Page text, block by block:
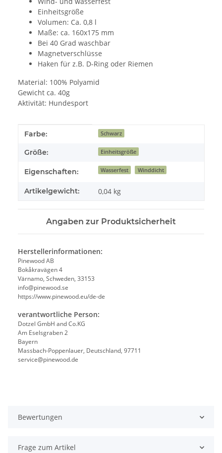
Einheitsgröße
Volumen: Ca. 0,8 l
Maße: ca. 160x175 mm
Bei 40 Grad waschbar
Magnetverschlüsse
Haken für z.B. D-Ring oder Riemen
Material: 100% Polyamid
Gewicht ca. 40g
Aktivität: Hundesport
Produkteigenschaft
Wert
Farbe: Schwarz
Größe: Einheitsgröße
Eigenschaften: Wasserfest Winddicht
Artikelgewicht: 0,04 kg
Angaben zur Produktsicherheit
Herstellerinformationen:
Pinewood AB
Bokåkravägen 4
Värnamo, Schweden, 33153
info@pinewood.se
https://www.pinewood.eu/de-de
verantwortliche Person:
Dotzel GmbH and Co.KG
Am Eselsgraben 2
Bayern
Massbach-Poppenlauer, Deutschland, 97711
service@pinewood.de
Bewertungen
Frage zum Artikel